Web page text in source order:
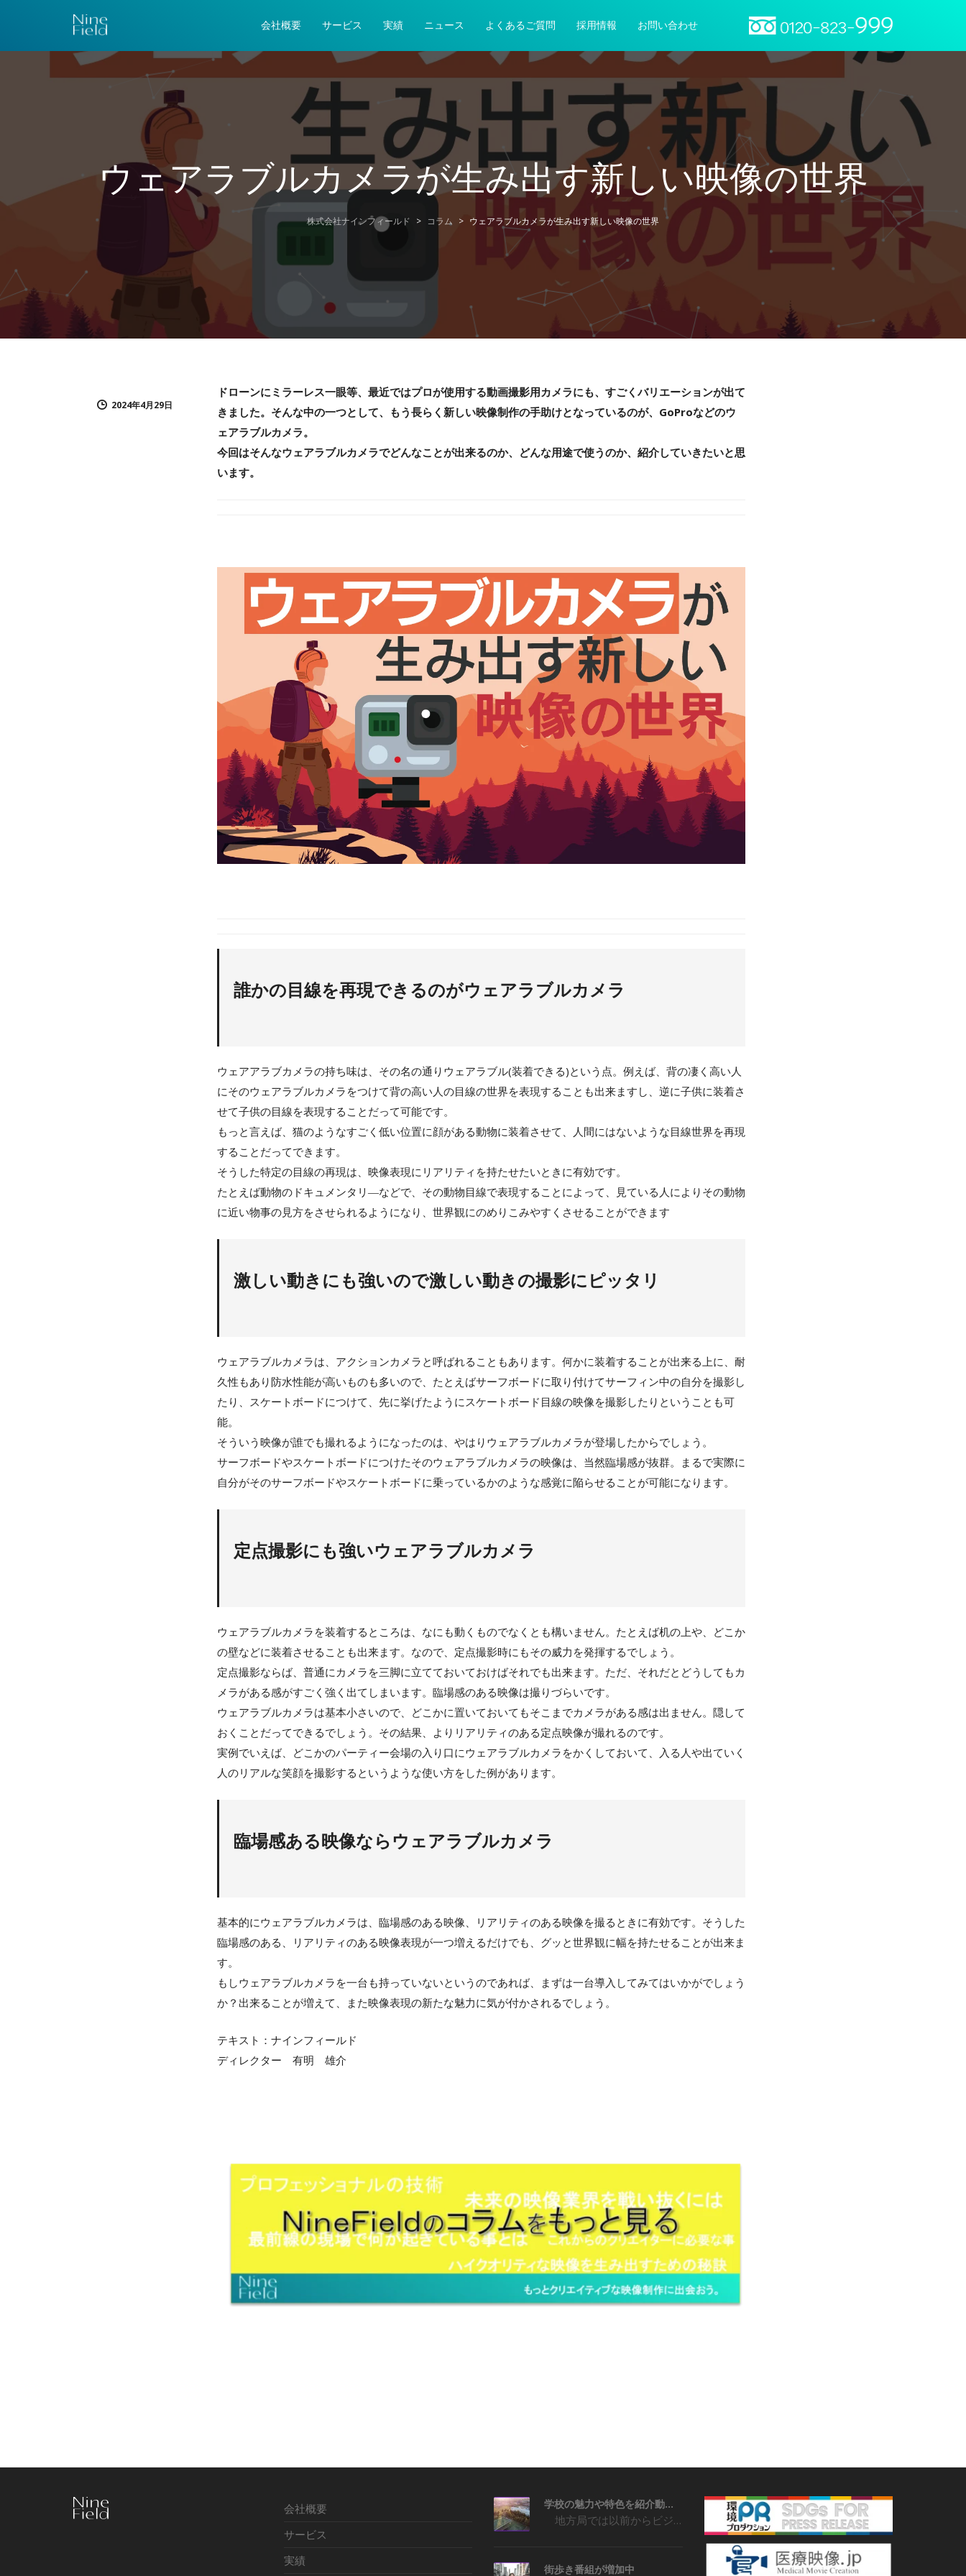
会社概要 サービス 実績 ニュース よくあるご質問 採用情報 お問い合わせ
ウェアラブルカメラが生み出す新しい映像の世界
株式会社ナインフィールド > コラム > ウェアラブルカメラが生み出す新しい映像の世界
2024年4月29日
ドローンにミラーレス一眼等、最近ではプロが使用する動画撮影用カメラにも、すごくバリエーションが出て
きました。そんな中の一つとして、もう長らく新しい映像制作の手助けとなっているのが、GoProなどのウ
ェアラブルカメラ。
今回はそんなウェアラブルカメラでどんなことが出来るのか、どんな用途で使うのか、紹介していきたいと思
います。
誰かの目線を再現できるのがウェアラブルカメラ
ウェアアラブカメラの持ち味は、その名の通りウェアラブル(装着できる)という点。例えば、背の凄く高い人
にそのウェアラブルカメラをつけて背の高い人の目線の世界を表現することも出来ますし、逆に子供に装着さ
せて子供の目線を表現することだって可能です。
もっと言えば、猫のようなすごく低い位置に顔がある動物に装着させて、人間にはないような目線世界を再現
することだってできます。
そうした特定の目線の再現は、映像表現にリアリティを持たせたいときに有効です。
たとえば動物のドキュメンタリ―などで、その動物目線で表現することによって、見ている人によりその動物
に近い物事の見方をさせられるようになり、世界観にのめりこみやすくさせることができます
激しい動きにも強いので激しい動きの撮影にピッタリ
ウェアラブルカメラは、アクションカメラと呼ばれることもあります。何かに装着することが出来る上に、耐
久性もあり防水性能が高いものも多いので、たとえばサーフボードに取り付けてサーフィン中の自分を撮影し
たり、スケートボードにつけて、先に挙げたようにスケートボード目線の映像を撮影したりということも可
能。
そういう映像が誰でも撮れるようになったのは、やはりウェアラブルカメラが登場したからでしょう。
サーフボードやスケートボードにつけたそのウェアラブルカメラの映像は、当然臨場感が抜群。まるで実際に
自分がそのサーフボードやスケートボードに乗っているかのような感覚に陥らせることが可能になります。
定点撮影にも強いウェアラブルカメラ
ウェアラブルカメラを装着するところは、なにも動くものでなくとも構いません。たとえば机の上や、どこか
の壁などに装着させることも出来ます。なので、定点撮影時にもその威力を発揮するでしょう。
定点撮影ならば、普通にカメラを三脚に立てておいておけばそれでも出来ます。ただ、それだとどうしてもカ
メラがある感がすごく強く出てしまいます。臨場感のある映像は撮りづらいです。
ウェアラブルカメラは基本小さいので、どこかに置いておいてもそこまでカメラがある感は出ません。隠して
おくことだってできるでしょう。その結果、よりリアリティのある定点映像が撮れるのです。
実例でいえば、どこかのパーティー会場の入り口にウェアラブルカメラをかくしておいて、入る人や出ていく
人のリアルな笑顔を撮影するというような使い方をした例があります。
臨場感ある映像ならウェアラブルカメラ
基本的にウェアラブルカメラは、臨場感のある映像、リアリティのある映像を撮るときに有効です。そうした
臨場感のある、リアリティのある映像表現が一つ増えるだけでも、グッと世界観に幅を持たせることが出来ま
す。
もしウェアラブルカメラを一台も持っていないというのであれば、まずは一台導入してみてはいかがでしょう
か？出来ることが増えて、また映像表現の新たな魅力に気が付かされるでしょう。
テキスト：ナインフィールド
ディレクター 有明 雄介
会社概要
サービス
実績
学校の魅力や特色を紹介動画で
地方局では以前からビジネスモデルとして…
街歩き番組が増加中